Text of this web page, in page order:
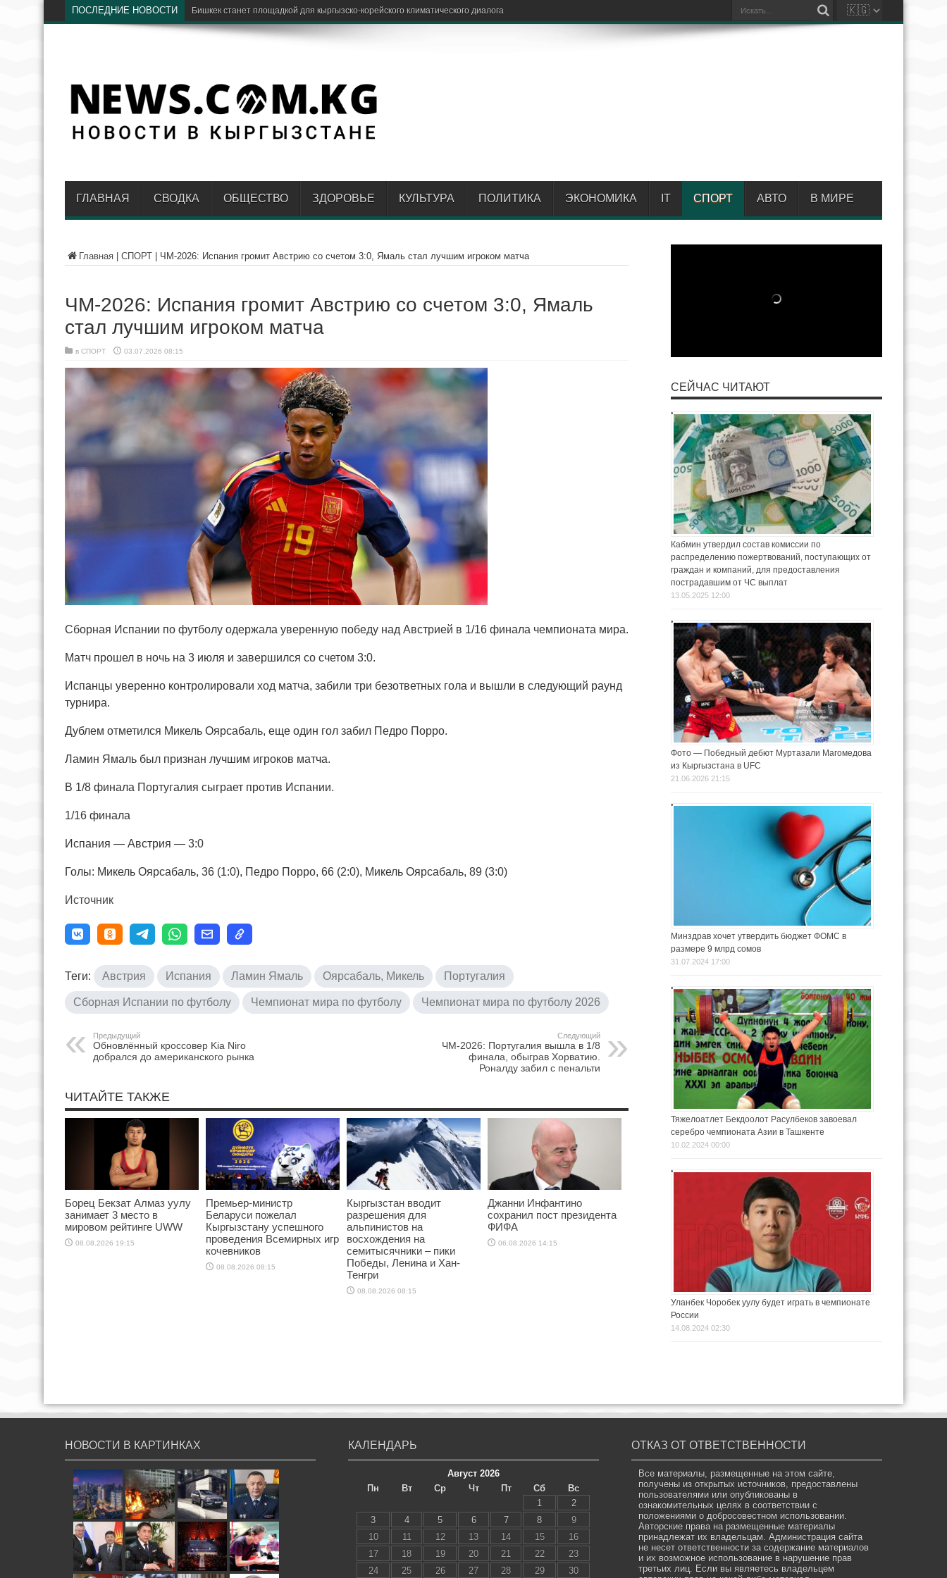
ПОСЛЕДНИЕ НОВОСТИ Б
ГЛАВНАЯ СВОДКА ОБЩЕСТВО ЗДОРОВЬЕ КУЛЬТУРА ПОЛИТИКА ЭКОНОМИКА IT СПОРТ АВТО В МИРЕ
Главная СПОРТ ЧМ-2026: Испания громит Австрию со счетом 3:0, Ямаль стал лучшим игроком матча
ЧМ-2026: Испания громит Австрию со счетом 3:0, Ямаль
стал лучшим игроком матча
в СПОРТ 03.07.2026 08:15
Сборная Испании по футболу одержала уверенную победу над Австрией в 1/16 финала чемпионата мира.
Матч прошел в ночь на 3 июля и завершился со счетом 3:0.
Испанцы уверенно контролировали ход матча, забили три безответных гола и вышли в следующий раунд
турнира.
Дублем отметился Микель Оярсабаль, еще один гол забил Педро Порро.
Ламин Ямаль был признан лучшим игроков матча.
В 1/8 финала Португалия сыграет против Испании.
1/16 финала
Испания — Австрия — 3:0
Голы: Микель Оярсабаль, 36 (1:0), Педро Порро, 66 (2:0), Микель Оярсабаль, 89 (3:0)
Источник
Теги: Австрия Испания Ламин Ямаль Оярсабаль, Микель Португалия
Сборная Испании по футболу Чемпионат мира по футболу Чемпионат мира по футболу 2026
Предыдущий
Обновлённый кроссовер Kia Niro
добрался до американского рынка
Следующий
ЧМ-2026: Португалия вышла в 1/8
финала, обыграв Хорватию.
Роналду забил с пенальти
ЧИТАЙТЕ ТАКЖЕ
Борец Бекзат Алмаз уулу
занимает 3 место в
мировом рейтинге UWW
08.08.2026 19:15
Премьер-министр
Беларуси пожелал
Кыргызстану успешного
проведения Всемирных игр
кочевников
08.08.2026 08:15
Кыргызстан вводит
разрешения для
альпинистов на
восхождения на
семитысячники – пики
Победы, Ленина и Хан-
Тенгри
08.08.2026 08:15
Джанни Инфантино
сохранил пост президента
ФИФА
06.08.2026 14:15
СЕЙЧАС ЧИТАЮТ
Кабмин утвердил состав комиссии по
распределению пожертвований, поступающих от
граждан и компаний, для предоставления
пострадавшим от ЧС выплат
13.05.2025 12:00
Фото — Победный дебют Муртазали Магомедова
из Кыргызстана в UFC
21.06.2026 21:15
Минздрав хочет утвердить бюджет ФОМС в
размере 9 млрд сомов
31.07.2024 17:00
Тяжелоатлет Бекдоолот Расулбеков завоевал
серебро чемпионата Азии в Ташкенте
10.02.2024 00:00
Уланбек Чоробек уулу будет играть в чемпионате
России
14.08.2024 02:30
НОВОСТИ В КАРТИНКАХ КАЛЕНДАРЬ
Август 2026
Пн
Вт Ср Чт Пт Сб
Вс
1
2
3
4 5 6 7 8
9
10
11 12 13 14 15
16
17
18 19 20 21 22
23
24
25 26 27 28 29 30
ОТКАЗ ОТ ОТВЕТСТВЕННОСТИ
Все материалы, размещенные на этом сайте,
получены из открытых источников, предоставлены
пользователями или опубликованы в
ознакомительных целях в соответствии с
положениями о добросовестном использовании.
Авторские права на размещенные материалы
принадлежат их владельцам. Администрация сайта
не несет ответственности за содержание материалов
и их возможное использование в нарушение прав
третьих лиц. Если вы являетесь владельцем